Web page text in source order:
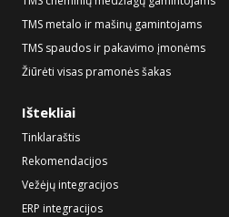
TMS metalo ir mašinų gamintojams
TMS spaudos ir pakavimo įmonėms
Žiūrėti visas pramonės šakas
Ištekliai
Tinklaraštis
Rekomendacijos
Vežėjų integracijos
ERP integracijos